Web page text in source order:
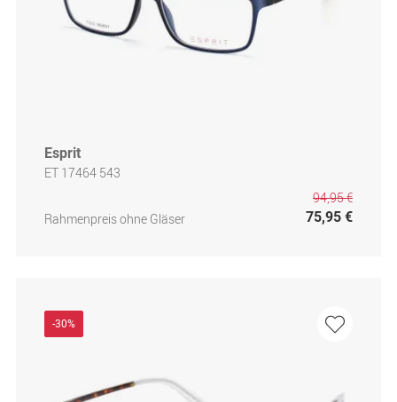
Esprit
ET 17464 543
Rahmenpreis ohne Gläser
94,95 €
75,95 €
-30%